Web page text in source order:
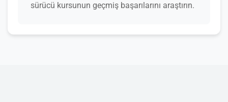
sürücü kursunun geçmiş başarılarını araştırın.